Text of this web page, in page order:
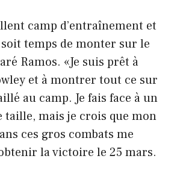
camp d’entraînement et
soit temps de monter sur le
Ramos. «Je suis prêt à
et à montrer tout ce sur
au camp. Je fais face à un
taille, mais je crois que mon
ces gros combats me
la victoire le 25 mars.